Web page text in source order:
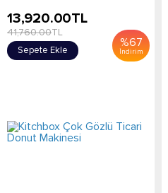
%67
İndirim
13,920.00TL
41,760.00TL
Sepete Ekle